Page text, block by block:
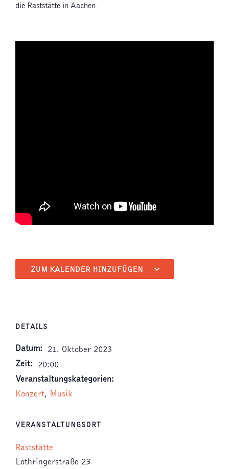
die Raststätte in Aachen.
ZUM KALENDER HINZUFÜGEN
DETAILS
Datum: 21. Oktober 2023
Zeit: 20:00
Veranstaltungskategorien:
Konzert, Musik
VERANSTALTUNGSORT
Raststätte
Lothringerstraße 23